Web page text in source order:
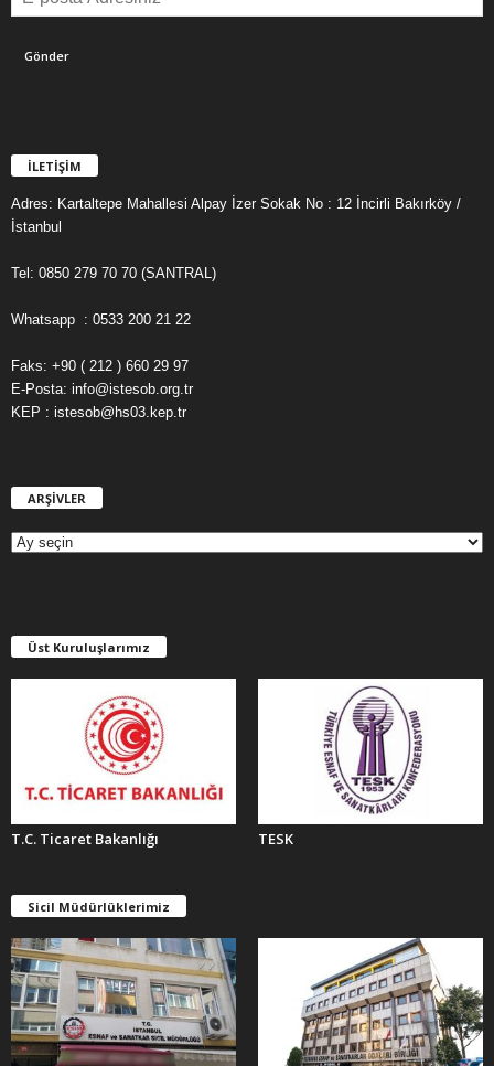
İLETİŞİM
Adres: Kartaltepe Mahallesi Alpay İzer Sokak No : 12 İncirli Bakırköy /
İstanbul
Tel: 0850 279 70 70 (SANTRAL)
Whatsapp : 0533 200 21 22
Faks: +90 ( 212 ) 660 29 97
E-Posta: info@istesob.org.tr
KEP : istesob@hs03.kep.tr
ARŞİVLER
E
R
Üst Kuruluşlarımız
T.C. Ticaret Bakanlığı TESK
Sicil Müdürlüklerimiz